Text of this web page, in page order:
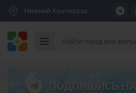
Нижний Ханчакрак
ПОДПИШИСЬ НА